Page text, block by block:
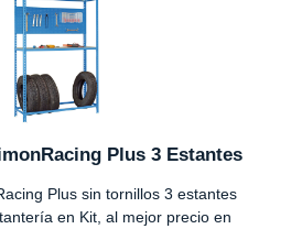
Plus 3 Estantes
Plus sin tornillos 3 estantes
en Kit, al mejor precio en